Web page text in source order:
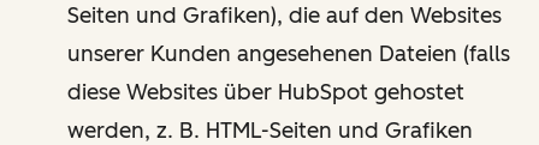
Seiten und Grafiken), die auf den Websites
unserer Kunden angesehenen Dateien (falls
diese Websites über HubSpot gehostet
werden, z. B. HTML-Seiten und Grafiken